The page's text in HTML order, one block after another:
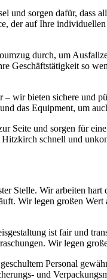
und sorgen dafür, dass
der auf Ihre
durch, um
Geschäftstätigkeit so
– wir bieten sichere und
das Equipment, um
Seite und sorgen für
schnell und
Stelle. Wir arbeiten
Wir legen großen
ist fair und
Wir legen
Personal
und